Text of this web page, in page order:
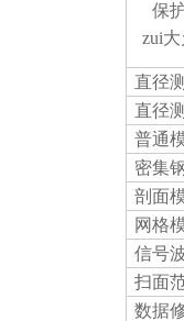
保
zui
直径
直径
普通
密集
剖面
网格
信号
扫面
数据